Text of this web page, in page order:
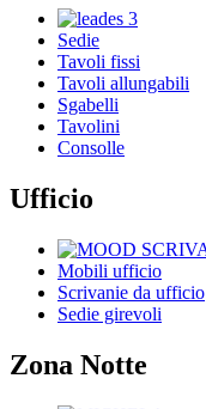
Sedie
Tavoli fissi
Tavoli allungabili
Sgabelli
Tavolini
Consolle
Ufficio
Mobili ufficio
Scrivanie da ufficio
Sedie girevoli
Zona Notte